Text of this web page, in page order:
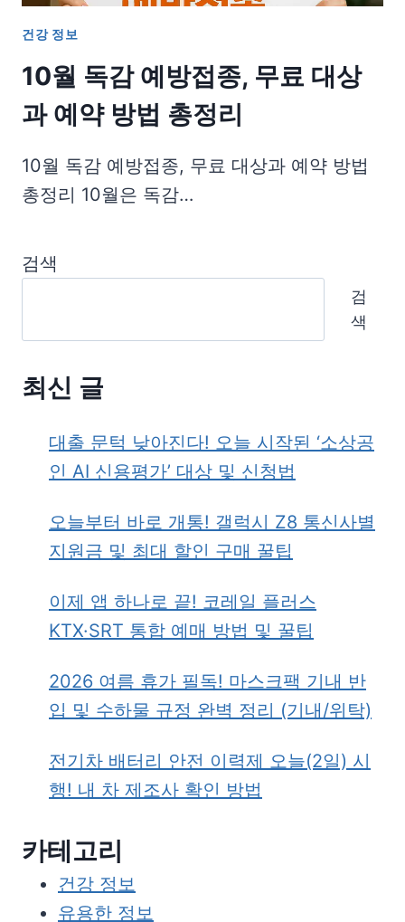
건강 정보
10월 독감 예방접종, 무료 대상
과 예약 방법 총정리
10월 독감 예방접종, 무료 대상과 예약 방법
총정리 10월은 독감…
검색
검
색
최신 글
대출 문턱 낮아진다! 오늘 시작된 ‘소상공
인 AI 신용평가’ 대상 및 신청법
오늘부터 바로 개통! 갤럭시 Z8 통신사별
지원금 및 최대 할인 구매 꿀팁
이제 앱 하나로 끝! 코레일 플러스
KTX·SRT 통합 예매 방법 및 꿀팁
2026 여름 휴가 필독! 마스크팩 기내 반
입 및 수하물 규정 완벽 정리 (기내/위탁)
전기차 배터리 안전 이력제 오늘(2일) 시
행! 내 차 제조사 확인 방법
카테고리
건강 정보
유용한 정보